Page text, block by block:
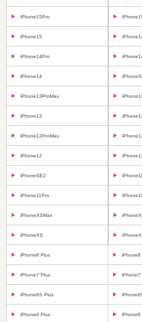
iPhone15Pro
iPhone15
iPhone14Pro
iPhone14
iPhone13ProMax
iPhone13
iPhone12ProMax
iPhone12
iPhoneSE2
iPhone11Pro iPhone11
iPhoneXSMax
iPhoneXS iPhoneX
iPhone8 Plus iPhone8
iPhone7 Plus iPhone7
iPhone6S Plus
iPhone6 Plus iPhone6